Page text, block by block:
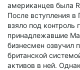
американцев была
После вступления
взяло под контроль
принадлежавшие
бизнесмен озвучил
британской
активов в ней.